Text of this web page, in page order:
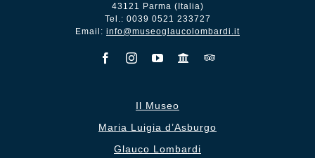
43121 Parma (Italia)
Tel.: 0039 0521 233727
Email: info@museoglaucolombardi.it
Il Museo
Maria Luigia d’Asburgo
Glauco Lombardi